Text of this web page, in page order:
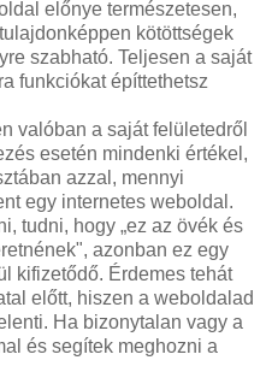
előnye természetesen,
kötöttségek
szabható. Teljesen a saját
funkciókat építtethetsz
valóban a saját felületedről
esetén mindenki értékel,
azzal, mennyi
egy internetes weboldal.
tudni, hogy „ez az övék és
azonban ez egy
kifizetődő. Érdemes tehát
előtt, hiszen a weboldalad
Ha bizonytalan vagy a
és segítek meghozni a